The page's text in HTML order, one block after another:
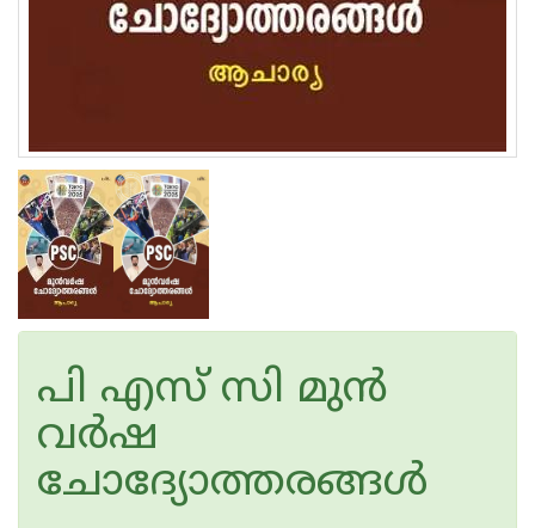
പി എസ് സി മുന്‍
വര്‍ഷ
ചോദ്യോത്തരങ്ങള്‍